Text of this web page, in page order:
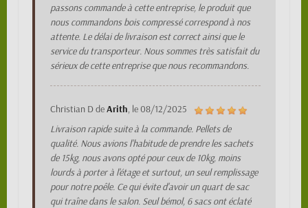
passons commande à cette entreprise, le produit que
nous commandons bois compressé correspond à nos
attente. Le délai de livraison est correct ainsi que le
service du transporteur. Nous sommes très satisfait du
sérieux de cette entreprise que nous recommandons.
Christian DdeArith, le08/12/2025
Livraison rapide suite à la commande. Pellets de
qualité. Nous avions l'habitude de prendre les sachets
de 15kg, nous avons opté pour ceux de 10kg, moins
lourds à porter à l'étage et surtout, un seul remplissage
pour notre poêle. Ce qui évite d'avoir un quart de sac
qui traîne dans le salon. Seul bémol, 6 sacs ont éclaté